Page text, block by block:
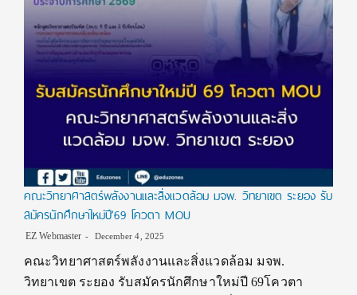
คณะวิทยาศาสตร์พลังงานและสิ่งแวดล้อม มจพ. วิทยาเขต ระยอง รับ
สมัครนักศึกษาใหม่ปี’69 โควตา MOU
EZ Webmaster December 4, 2025
คณะวิทยาศาสตร์พลังงานและสิ่งแวดล้อม มจพ.
วิทยาเขต ระยอง รับสมัครนักศึกษาใหม่ปี 69โควตา